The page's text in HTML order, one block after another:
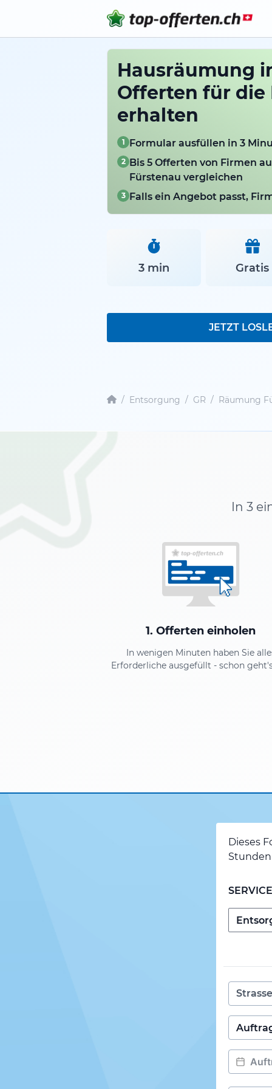
Hausräumung
Offerten für die
erhalten
1 Formular ausfüllen in 3
2 Bis 5 Offerten von Firmen
Fürstenau vergleichen
3 Falls ein Angebot passt,
3 min Gratis
JETZT
/ Entsorgung / GR / Räumung
In 3
1. Offerten einholen
In wenigen Minuten haben Sie
Erforderliche ausgefüllt - schon
Dieses